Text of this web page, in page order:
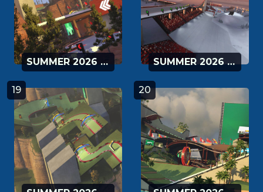
SUMMER 2026 - 17 SUMMER 2026 - 18
19 20